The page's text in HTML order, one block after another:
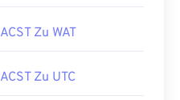
ACST Zu WAT
ACST Zu UTC